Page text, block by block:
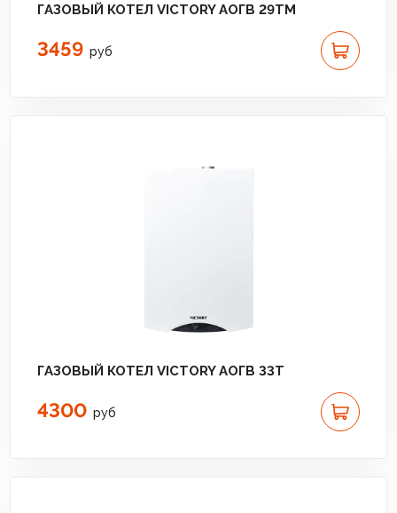
ГАЗОВЫЙ КОТЕЛ VICTORY АОГВ 29TM
3459 руб
ГАЗОВЫЙ КОТЕЛ VICTORY АОГВ 33T
4300 руб